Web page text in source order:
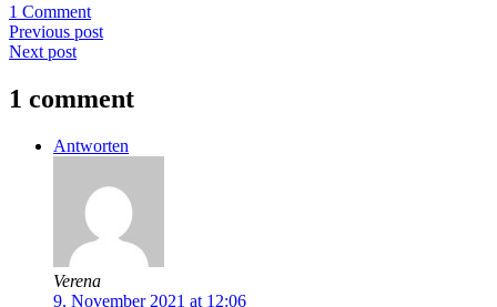
1 Comment
Previous post
Next post
1 comment
Antworten
Verena
9. November 2021 at 12:06